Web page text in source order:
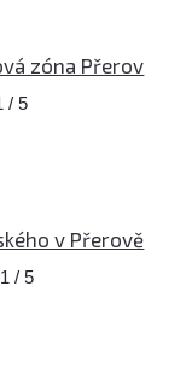
zóna Přerov
/ 5
v Přerově
1 / 5